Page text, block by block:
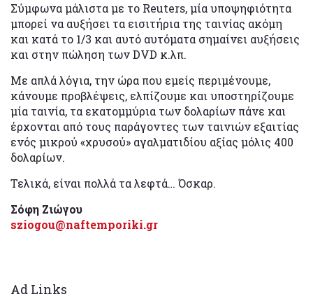
Σύμφωνα μάλιστα με το Reuters, μία υποψηφιότητα
μπορεί να αυξήσει τα εισιτήρια της ταινίας ακόμη
και κατά το 1/3 και αυτό αυτόματα σημαίνει αυξήσεις
και στην πώληση των DVD κ.λπ.
Με απλά λόγια, την ώρα που εμείς περιμένουμε,
κάνουμε προβλέψεις, ελπίζουμε και υποστηρίζουμε
μία ταινία, τα εκατομμύρια των δολαρίων πάνε και
έρχονται από τους παράγοντες των ταινιών εξαιτίας
ενός μικρού «χρυσού» αγαλματιδίου αξίας μόλις 400
δολαρίων.
Τελικά, είναι πολλά τα λεφτά… Όσκαρ.
Σόφη Ζιώγου
sziogou@naftemporiki.gr
Ad Links